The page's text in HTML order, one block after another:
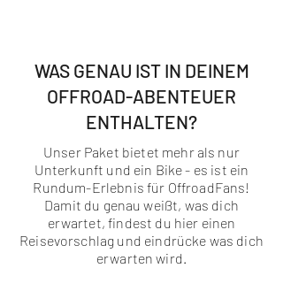
WAS GENAU IST IN DEINEM
OFFROAD-ABENTEUER
ENTHALTEN?
Unser Paket bietet mehr als nur
Unterkunft und ein Bike - es ist ein
Rundum-Erlebnis für OffroadFans!
Damit du genau weißt, was dich
erwartet, findest du hier einen
Reisevorschlag und eindrücke was dich
erwarten wird.